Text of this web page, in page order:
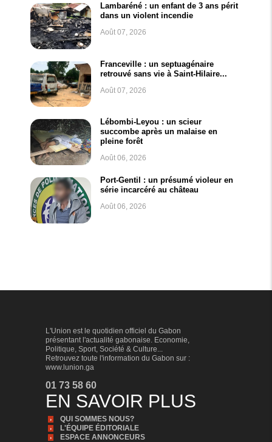
Lambaréné : un enfant de 3 ans périt
dans un violent incendie
Août 07, 2026
Franceville : un septuagénaire
retrouvé sans vie à Saint-Hilaire...
Août 07, 2026
Lébombi-Leyou : un scieur
succombe après un malaise en
pleine forêt
Août 06, 2026
Port-Gentil : un présumé violeur en
série incarcéré au château
Août 06, 2026
L'Union est le quotidien officiel du Gabon
présentant l'actualité gabonaise. Economie,
Politique, Sport, Société & Culture...
Retrouvez toute l'information du Gabon sur :
www.lunion.ga
01 73 58 60
EN SAVOIR PLUS
QUI SOMMES NOUS?
L'ÉQUIPE ÉDITORIALE
ESPACE ANNONCEURS